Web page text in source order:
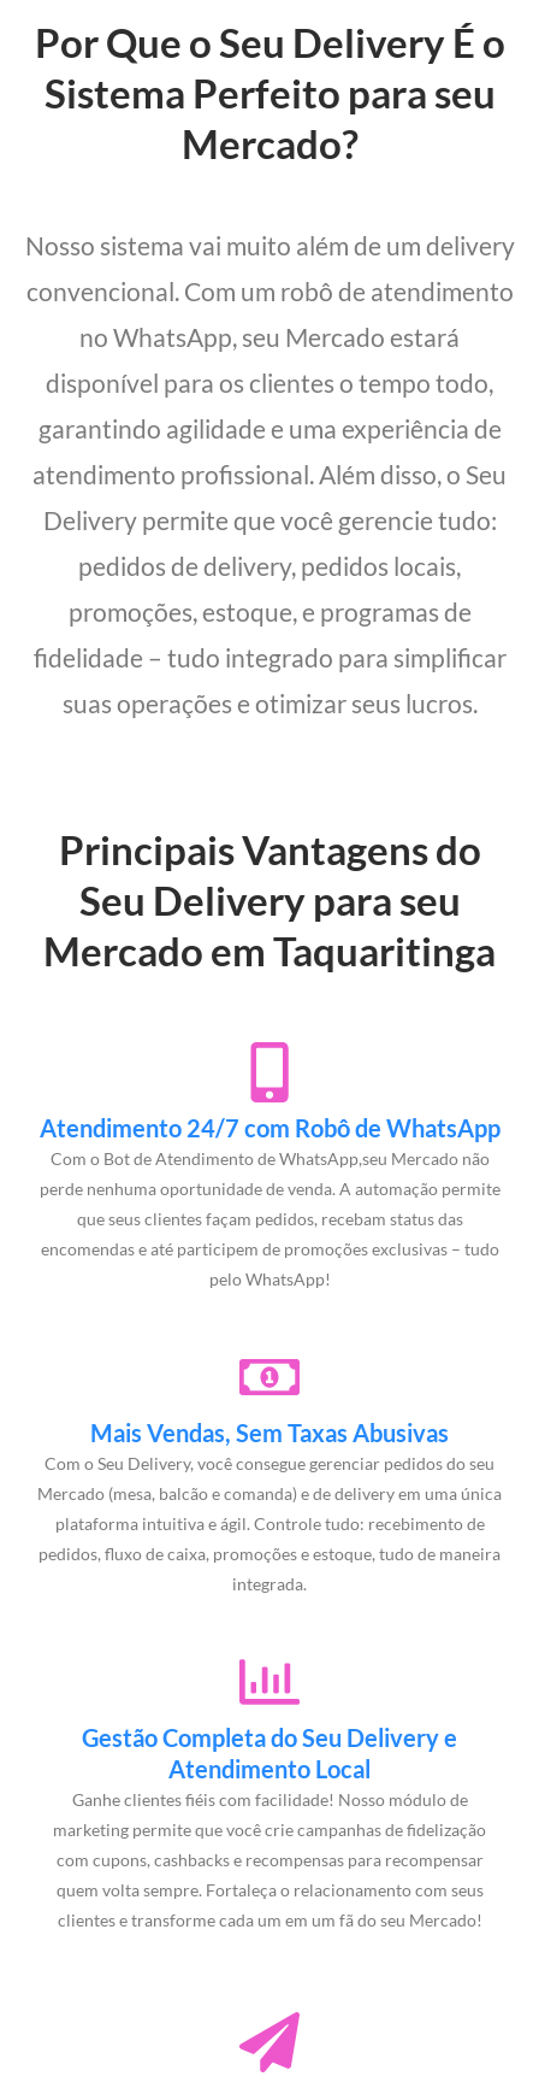
Por Que o Seu Delivery É o
Sistema Perfeito para seu
Mercado?
Nosso sistema vai muito além de um delivery
convencional. Com um robô de atendimento
no WhatsApp, seu Mercado estará
disponível para os clientes o tempo todo,
garantindo agilidade e uma experiência de
atendimento profissional. Além disso, o Seu
Delivery permite que você gerencie tudo:
pedidos de delivery, pedidos locais,
promoções, estoque, e programas de
fidelidade – tudo integrado para simplificar
suas operações e otimizar seus lucros.
Principais Vantagens do
Seu Delivery para seu
Mercado em Taquaritinga
Atendimento 24/7 com Robô de WhatsApp
Com o Bot de Atendimento de WhatsApp,seu Mercado não
perde nenhuma oportunidade de venda. A automação permite
que seus clientes façam pedidos, recebam status das
encomendas e até participem de promoções exclusivas – tudo
pelo WhatsApp!
Mais Vendas, Sem Taxas Abusivas
Com o Seu Delivery, você consegue gerenciar pedidos do seu
Mercado (mesa, balcão e comanda) e de delivery em uma única
plataforma intuitiva e ágil. Controle tudo: recebimento de
pedidos, fluxo de caixa, promoções e estoque, tudo de maneira
integrada.
Gestão Completa do Seu Delivery e
Atendimento Local
Ganhe clientes fiéis com facilidade! Nosso módulo de
marketing permite que você crie campanhas de fidelização
com cupons, cashbacks e recompensas para recompensar
quem volta sempre. Fortaleça o relacionamento com seus
clientes e transforme cada um em um fã do seu Mercado!